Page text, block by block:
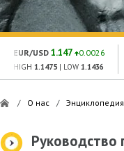
EUR/USD 1.147 0.0026
HIGH 1.1475 | LOW 1.1436
/ О нас /